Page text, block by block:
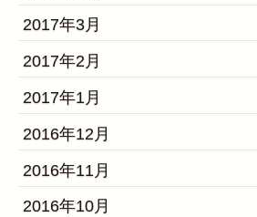
2017年3月
2017年2月
2017年1月
2016年12月
2016年11月
2016年10月